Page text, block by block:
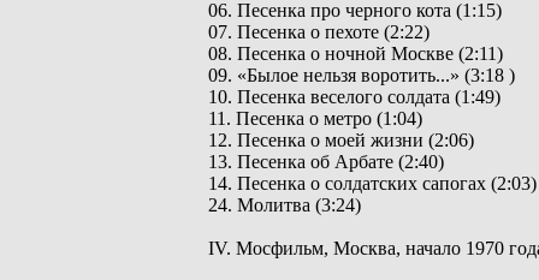
06. Песенка про черного кота (1:15)
07. Песенка о пехоте (2:22)
08. Песенка о ночной Москве (2:11)
09. «Былое нельзя воротить...» (3:18 )
10. Песенка веселого солдата (1:49)
11. Песенка о метро (1:04)
12. Песенка о моей жизни (2:06)
13. Песенка об Арбате (2:40)
14. Песенка о солдатских сапогах (2:03)
24. Молитва (3:24)
IV. Мосфильм, Москва, начало 1970